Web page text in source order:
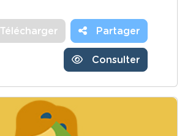
Télécharger Partager
Consulter